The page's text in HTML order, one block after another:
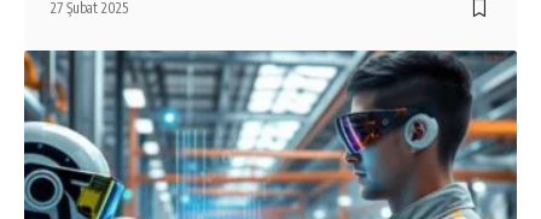
27 Şubat 2025